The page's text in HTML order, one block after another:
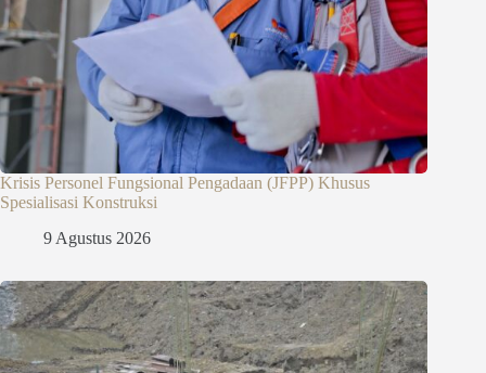
Krisis Personel Fungsional Pengadaan (JFPP) Khusus
Spesialisasi Konstruksi
9 Agustus 2026